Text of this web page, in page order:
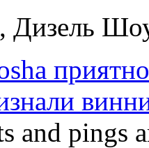
Дизель
and pings